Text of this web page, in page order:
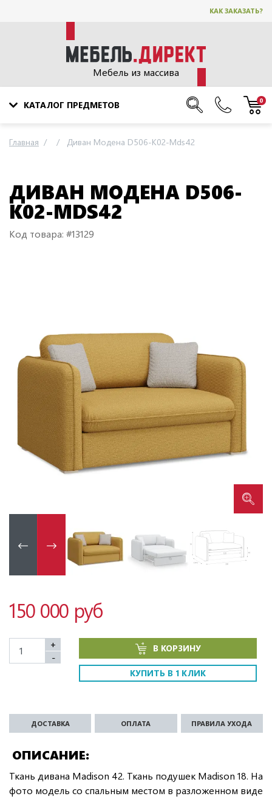
КАК ЗАКАЗАТЬ?
Мебель из массива
КАТАЛОГ ПРЕДМЕТОВ 0
Главная Диван Модена D506-K02-Mds42
ДИВАН МОДЕНА D506-
K02-MDS42
Код товара: #13129
150 000 руб
+
-
В КОРЗИНУ
КУПИТЬ В 1 КЛИК
ОПИСАНИЕ
ДОСТАВКА ОПЛАТА ПРАВИЛА УХОДА
Ткань дивана Madison 42. Ткань подушек Madison 18. На
фото модель со спальным местом в разложенном виде